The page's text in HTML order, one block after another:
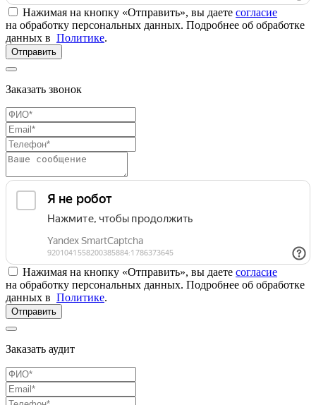
Нажимая на кнопку «Отправить», вы даете согласие
на обработку персональных данных. Подробнее об обработке
данных в Политике.
Отправить
Заказать звонок
Нажимая на кнопку «Отправить», вы даете согласие
на обработку персональных данных. Подробнее об обработке
данных в Политике.
Отправить
Заказать аудит